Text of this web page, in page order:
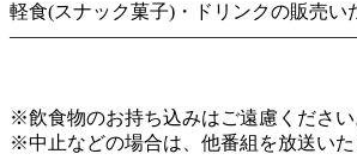
軽食(スナック菓子)・ドリンクの販売い
※飲食物のお持ち込みはご遠慮ください
※中止などの場合は、他番組を放送いた